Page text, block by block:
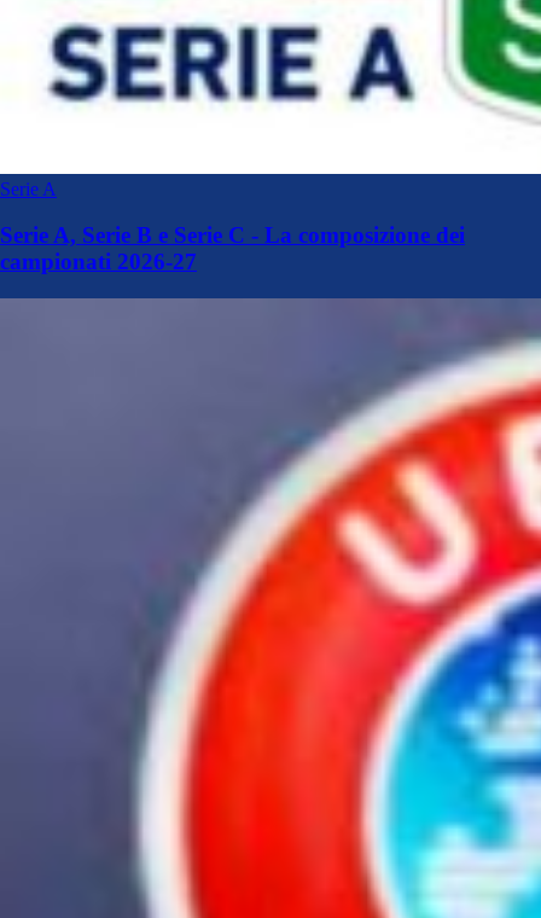
Serie A
Serie A, Serie B e Serie C - La composizione dei
campionati 2026-27